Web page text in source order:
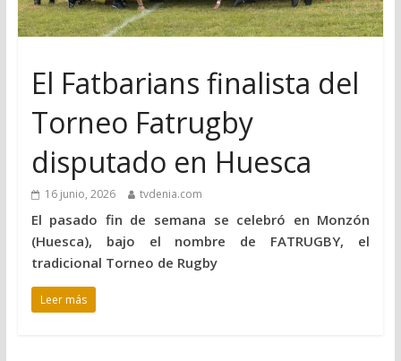
El Fatbarians finalista del
Torneo Fatrugby
disputado en Huesca
16 junio, 2026 tvdenia.com
El pasado fin de semana se celebró en Monzón
(Huesca), bajo el nombre de FATRUGBY, el
tradicional Torneo de Rugby
Leer más